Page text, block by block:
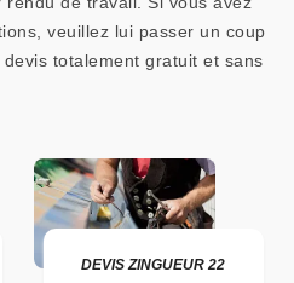
veuillez lui passer un coup
totalement gratuit et sans
DEVIS ZINGUEUR 22